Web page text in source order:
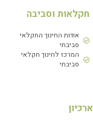
חקלאות וסביבה
אודות החינוך החקלאי
סביבתי
המרכז לחינוך חקלאי
סביבתי